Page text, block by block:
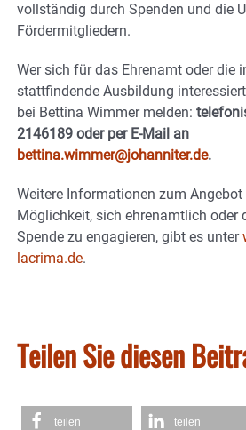
vollständig durch Spenden und die
Fördermitgliedern.
Wer sich für das Ehrenamt oder die
stattfindende Ausbildung
bei Bettina Wimmer melden:
2146189 oder per E-Mail an
bettina.wimmer@johanniter.de.
Weitere Informationen zum
Möglichkeit, sich ehrenamtlich oder
Spende zu engagieren, gibt es unter
lacrima.de.
Teilen Sie diesen
teilen teilen